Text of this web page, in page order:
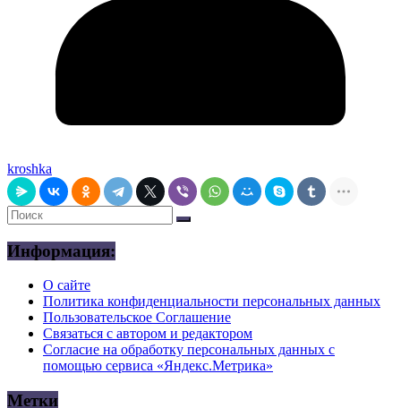
kroshka
Информация:
О сайте
Политика конфиденциальности персональных данных
Пользовательское Соглашение
Связаться с автором и редактором
Согласие на обработку персональных данных с
помощью сервиса «Яндекс.Метрика»
Метки